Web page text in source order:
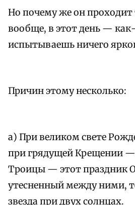
Но почему же он проходит
вообще, в этот день —
испытываешь ничего
Причин этому несколько:
а) При великом свете
при грядущей Крещении
Троицы — этот праздник
утесненный между ними,
звезда при двух солнцах.